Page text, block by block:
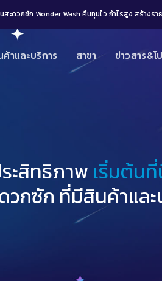
สะดวกซัก Wonder Wash คืนทุนไว กำไรสูง สร้างรา
ค้าและบริการ สาขา ข่าวสาร&โ
ะสิทธิภาพ เริ่มต้น
วกซัก ที่มีสินค้าแล